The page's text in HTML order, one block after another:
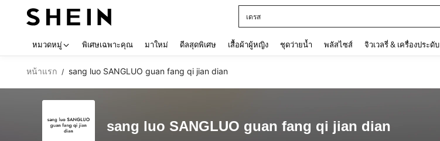
เดรส
หมวดหมู่ พิเศษเฉพาะคุณ มาใหม่ ดีลสุดพิเศษ เสื้อผ้าผู้หญิง ชุดว่ายน้ำ พลัสไซส์ จิวเวลรี่ & เครื่องประดับ
หน้าแรก / sang luo SANGLUO guan fang qi jian dian
sang luo SANGLUO guan fang qi jian dian